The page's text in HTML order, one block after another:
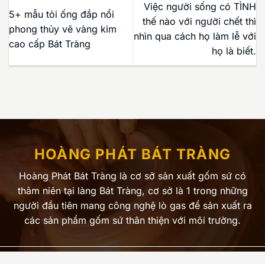
5+ mẫu tỏi ống đắp nổi
phong thủy vẽ vàng kim
cao cấp Bát Tràng
Việc người sống có TÌNH
thế nào với người chết thì
nhìn qua cách họ làm lễ với
họ là biết.
HOÀNG PHÁT BÁT TRÀNG
Hoàng Phát Bát Tràng là cơ sở sản xuất gốm sứ có
thâm niên tại làng Bát Tràng, cơ sở là 1 trong những
người đầu tiên mang công nghệ lò gas để sản xuất ra
các sản phẩm gốm sứ thân thiện với môi trường.